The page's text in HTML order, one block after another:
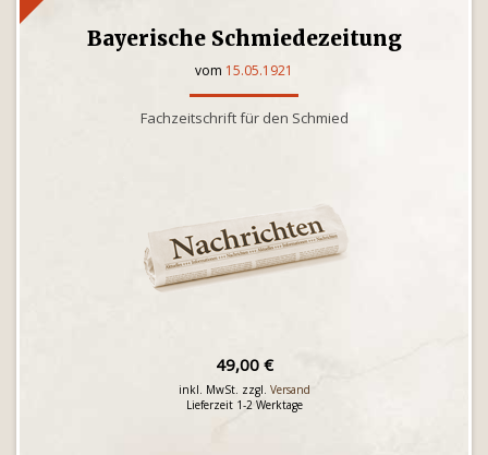
Bayerische Schmiedezeitung
vom 15.05.1921
Fachzeitschrift für den Schmied
49,00 €
inkl. MwSt. zzgl. Versand
Lieferzeit 1-2 Werktage